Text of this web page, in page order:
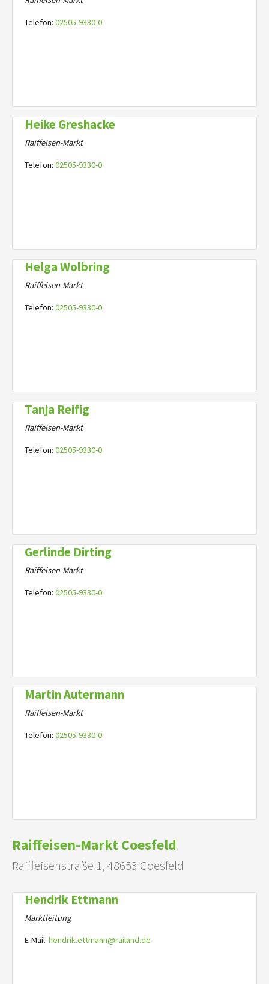
Telefon: 02505-9330-0
Heike Greshacke
Raiffeisen-Markt
Telefon: 02505-9330-0
Helga Wolbring
Raiffeisen-Markt
Telefon: 02505-9330-0
Tanja Reifig
Raiffeisen-Markt
Telefon: 02505-9330-0
Gerlinde Dirting
Raiffeisen-Markt
Telefon: 02505-9330-0
Martin Autermann
Raiffeisen-Markt
Telefon: 02505-9330-0
Raiffeisen-Markt Coesfeld
Raiffeisenstraße 1, 48653 Coesfeld
Hendrik Ettmann
Marktleitung
E-Mail: hendrik.ettmann@railand.de